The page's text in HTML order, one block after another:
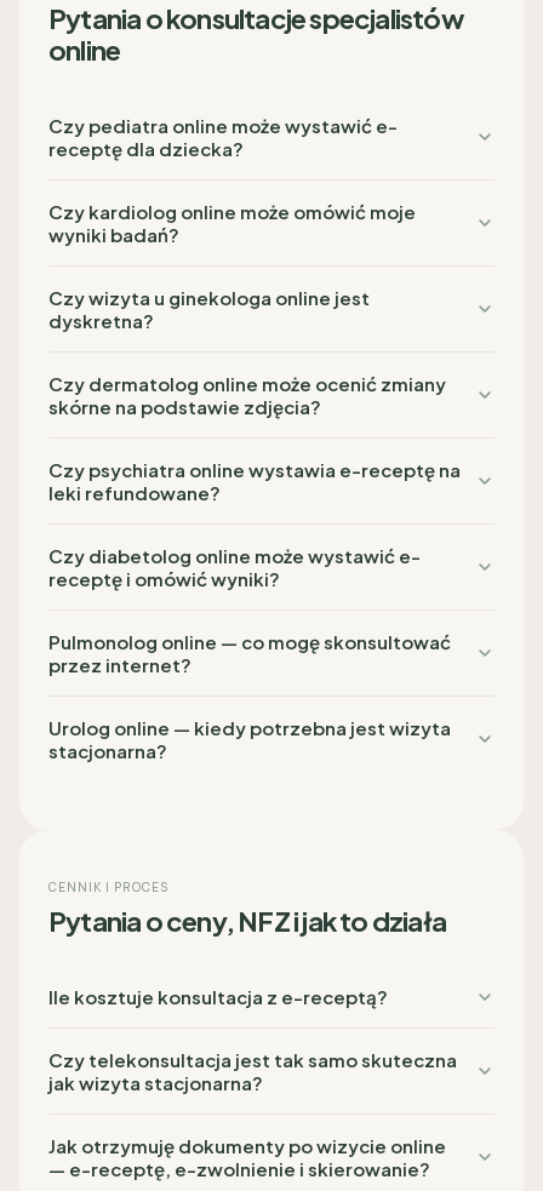
Pytania o konsultacje specjalistów
online
Czy pediatra online może wystawić e-
receptę dla dziecka?
Czy kardiolog online może omówić moje
wyniki badań?
Czy wizyta u ginekologa online jest
dyskretna?
Czy dermatolog online może ocenić zmiany
skórne na podstawie zdjęcia?
Czy psychiatra online wystawia e-receptę na
leki refundowane?
Czy diabetolog online może wystawić e-
receptę i omówić wyniki?
Pulmonolog online — co mogę skonsultować
przez internet?
Urolog online — kiedy potrzebna jest wizyta
stacjonarna?
CENNIK I PROCES
Pytania o ceny, NFZ i jak to działa
Ile kosztuje konsultacja z e-receptą?
Czy telekonsultacja jest tak samo skuteczna
jak wizyta stacjonarna?
Jak otrzymuję dokumenty po wizycie online
— e-receptę, e-zwolnienie i skierowanie?